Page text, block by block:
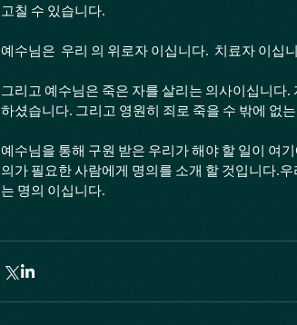
고칠 수 있습니다.
예수님은  우리 의 위로자 이십니다.  치료자 이십
그리고 예수님은 죽은 자를 살리는 의사이십니다
하셨습니다. 그리고 영원히 죄로 죽을 수 밖에 없
예수님을 통해 구원 받은 우리가 해야 할 일이 여
의가 필요한 사람에게 명의를 소개 할 것입니다.
는 명의 이십니다.